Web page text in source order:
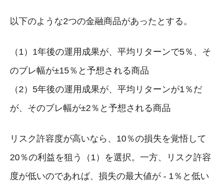
以下のような2つの金融商品があったとする。
（1）1年後の運用成果が、平均リターンで5％、そ
のブレ幅が±15％と予想される商品
（2）5年後の運用成果が、平均リターンが1％だ
が、そのブレ幅が±2％と予想される商品
リスク許容度が高いなら、10％の損失を覚悟して
20％の利益を狙う（1）を選択。一方、リスク許容
度が低いのであれば、損失の最大値が - 1％と低い